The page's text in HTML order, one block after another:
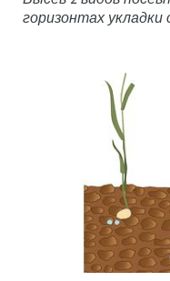
горизонтах